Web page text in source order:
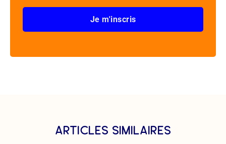
Je m'inscris
articles similaires